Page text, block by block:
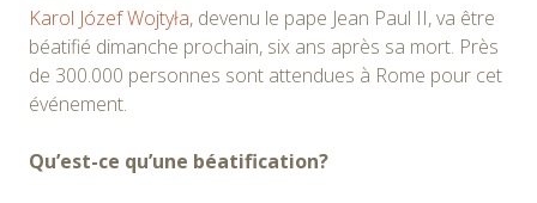
Karol Józef Wojtyła, devenu le pape Jean Paul II, va être
béatifié dimanche prochain, six ans après sa mort. Près
de 300.000 personnes sont attendues à Rome pour cet
événement.
Qu’est-ce qu’une béatification?